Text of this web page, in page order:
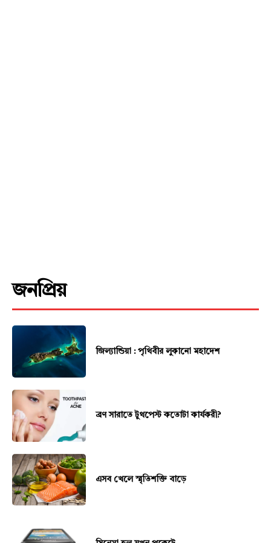
জনপ্রিয়
জিল্যান্ডিয়া : পৃথিবীর লুকানো মহাদেশ
ব্রণ সারাতে টুথপেস্ট কতোটা কার্যকরী?
এসব খেলে স্মৃতিশক্তি বাড়ে